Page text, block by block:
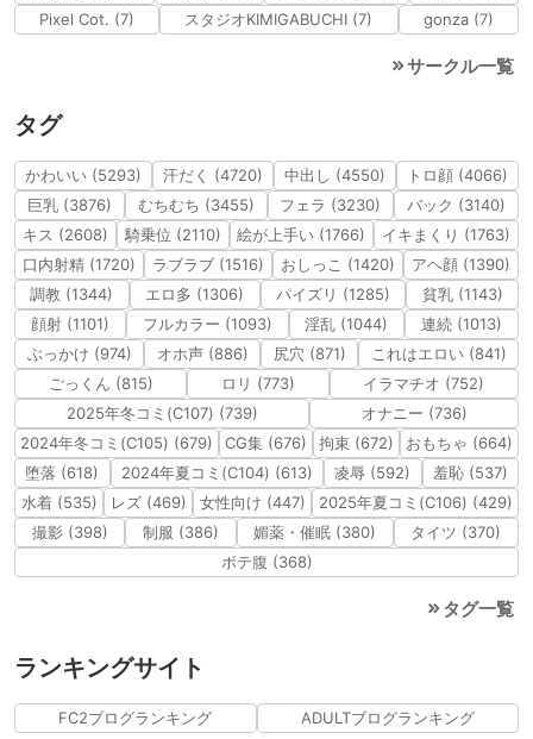
Pixel Cot. (7)
スタジオKIMIGABUCHI (7) gonza (7)
サークル一覧
タグ
かわいい (5293) 汗だく (4720) 中出し (4550)
トロ顔 (4066)
巨乳 (3876)
むちむち (3455) フェラ (3230)
バック (3140)
キス (2608)
騎乗位 (2110) 絵が上手い (1766)
イキまくり (1763)
口内射精 (1720)
ラブラブ (1516) おしっこ (1420)
アヘ顔 (1390)
調教 (1344)
エロ多 (1306) パイズリ (1285)
貧乳 (1143)
顔射 (1101)
フルカラー (1093) 淫乱 (1044)
連続 (1013)
ぶっかけ (974)
オホ声 (886) 尻穴 (871)
これはエロい (841)
ごっくん (815)
ロリ (773)
イラマチオ (752)
2025年冬コミ(C107) (739)
オナニー (736)
2024年冬コミ(C105) (679)
CG集 (676) 拘束 (672)
おもちゃ (664)
堕落 (618)
2024年夏コミ(C104) (613) 凌辱 (592)
羞恥 (537)
水着 (535)
レズ (469) 女性向け (447)
2025年夏コミ(C106) (429)
撮影 (398)
制服 (386) 媚薬・催眠 (380)
タイツ (370)
ボテ腹 (368)
タグ一覧
ランキングサイト
FC2ブログランキング ADULTブログランキング